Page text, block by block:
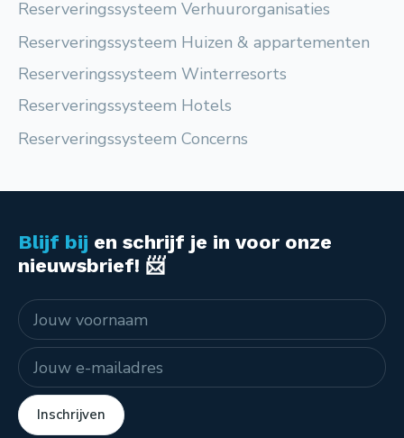
Reserveringssysteem Verhuurorganisaties
Reserveringssysteem Huizen & appartementen
Reserveringssysteem Winterresorts
Reserveringssysteem Hotels
Reserveringssysteem Concerns
Blijf bij en schrijf je in voor onze
nieuwsbrief! 📨
Naam
E-mailadres
Inschrijven